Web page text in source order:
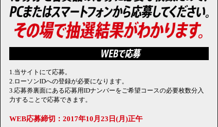
1.当サイトにて応募。
2.ローソンIDへの登録が必要になります。
3.応募券裏面にある応募用IDナンバーをご希望コースの必要枚数分入
力することで応募できます。
WEB応募締切：2017年10月23日(月)正午